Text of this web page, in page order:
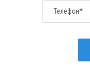
Телефон*